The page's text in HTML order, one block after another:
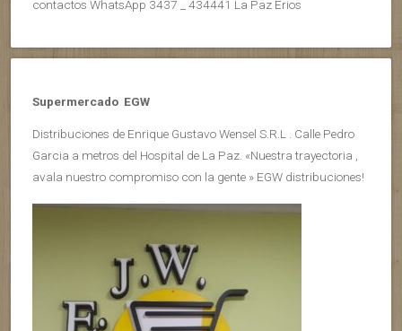
contactos WhatsApp 3437 _ 434441 La Paz Erios
Supermercado EGW
Distribuciones de Enrique Gustavo Wensel S.R.L . Calle Pedro
Garcia a metros del Hospital de La Paz. «Nuestra trayectoria ,
avala nuestro compromiso con la gente » EGW distribuciones!